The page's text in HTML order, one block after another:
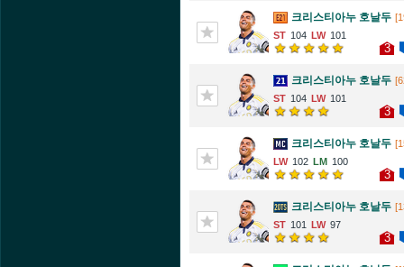
크리스티아누 호날두
104
101
3
크리스티아누 호날두
104
101
3
크리스티아누 호날두
102
100
3
크리스티아누 호날두
101
97
3